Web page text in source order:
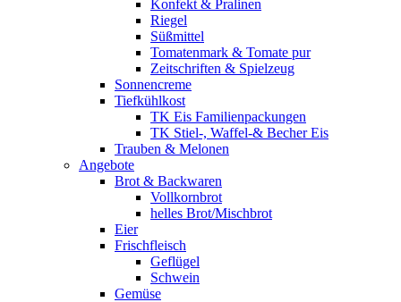
Konfekt & Pralinen
Riegel
Süßmittel
Tomatenmark & Tomate pur
Zeitschriften & Spielzeug
Sonnencreme
Tiefkühlkost
TK Eis Familienpackungen
TK Stiel-, Waffel-& Becher Eis
Trauben & Melonen
Angebote
Brot & Backwaren
Vollkornbrot
helles Brot/Mischbrot
Eier
Frischfleisch
Geflügel
Schwein
Gemüse